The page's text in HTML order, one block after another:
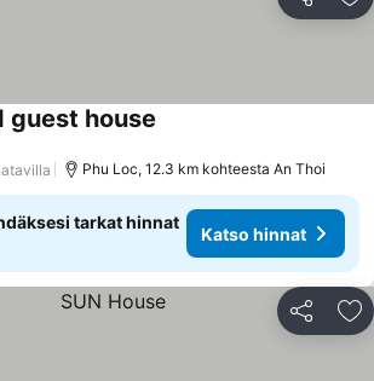
Jaa
guest house
Phu Loc, 12.3 km kohteesta An Thoi
tarkat hinnat
Katso hinnat
Jaa